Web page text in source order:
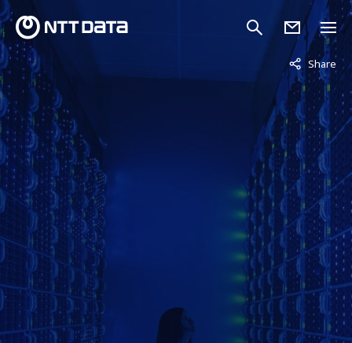
Share
非表示中